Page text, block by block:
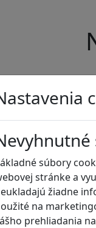
súbory
stránke a
žiadne
na
prehliadania